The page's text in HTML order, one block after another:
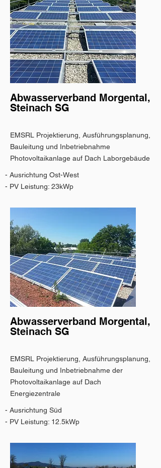
Abwasserverband Morgental,
Steinach SG
EMSRL Projektierung, Ausführungsplanung,
Bauleitung und Inbetriebnahme
Photovoltaikanlage auf Dach Laborgebäude
- Ausrichtung Ost-West
- PV Leistung: 23kWp
Abwasserverband Morgental,
Steinach SG
EMSRL Projektierung, Ausführungsplanung,
Bauleitung und Inbetriebnahme der
Photovoltaikanlage auf Dach
Energiezentrale
- Ausrichtung Süd
- PV Leistung: 12.5kWp